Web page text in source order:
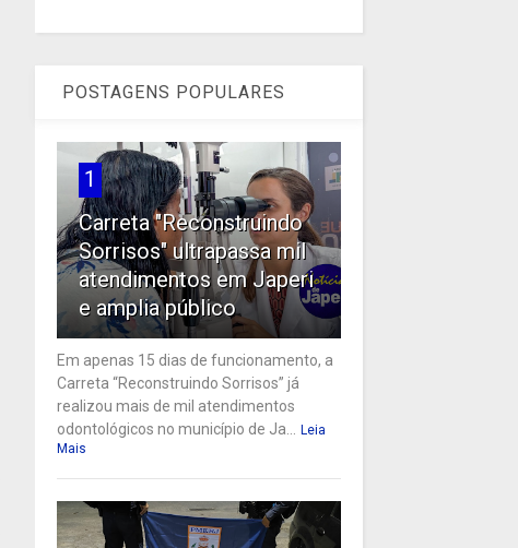
POSTAGENS POPULARES
1
Carreta "Reconstruindo
Sorrisos" ultrapassa mil
atendimentos em Japeri
e amplia público
Em apenas 15 dias de funcionamento, a
Carreta “Reconstruindo Sorrisos” já
realizou mais de mil atendimentos
odontológicos no município de Ja...
Leia
Mais